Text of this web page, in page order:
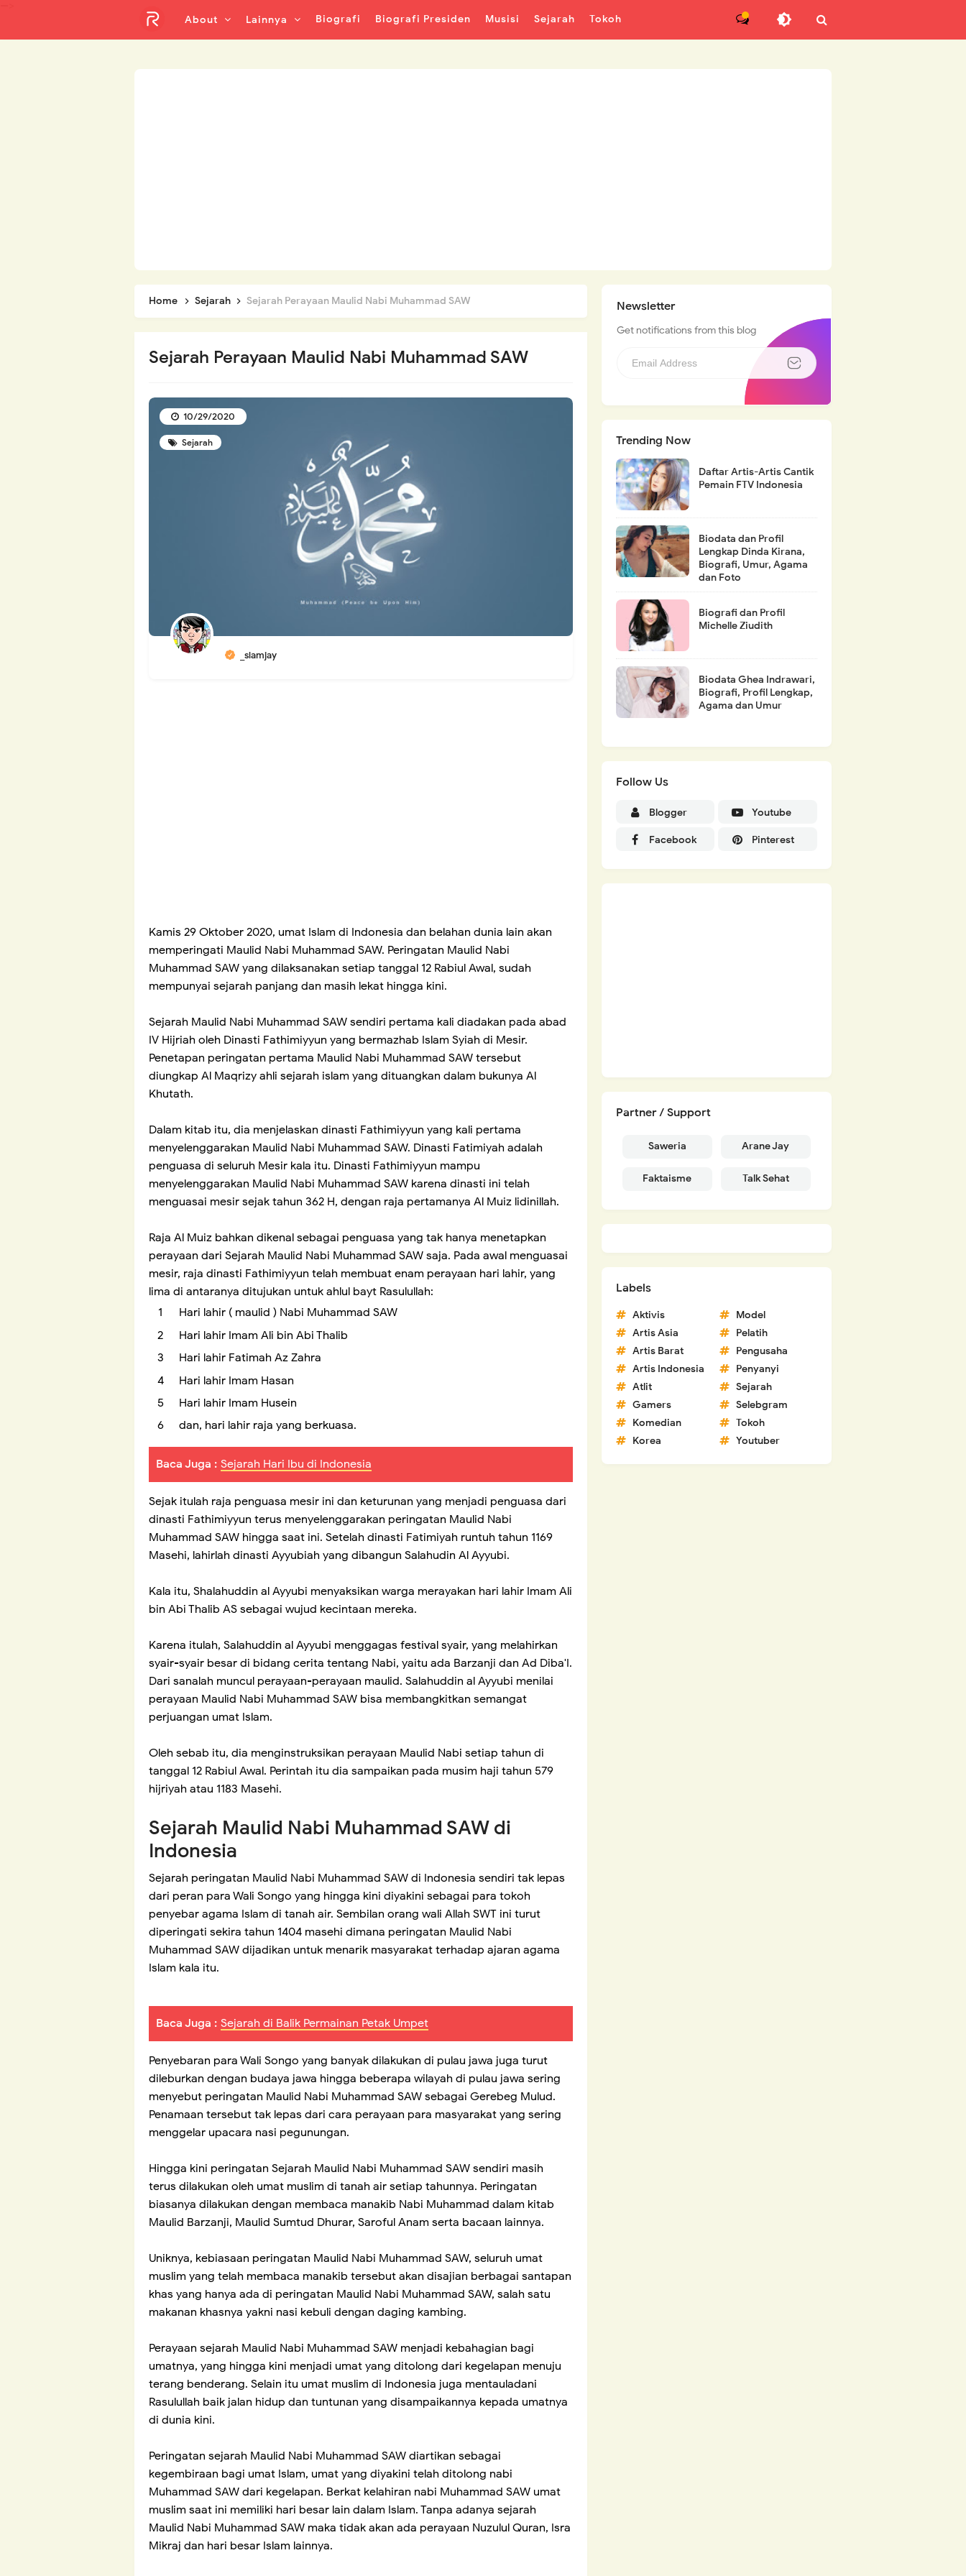
About Lainnya Biografi Biografi Presiden Musisi Sejarah Tokoh
Home Sejarah Sejarah Perayaan Maulid Nabi Muhammad SAW
Sejarah Perayaan Maulid Nabi Muhammad SAW
Sejarah
_slamjay
10/29/2020
Kamis 29 Oktober 2020, umat Islam di Indonesia dan belahan dunia lain akan
memperingati Maulid Nabi Muhammad SAW. Peringatan Maulid Nabi
Muhammad SAW yang dilaksanakan setiap tanggal 12 Rabiul Awal, sudah
mempunyai sejarah panjang dan masih lekat hingga kini.
Sejarah Maulid Nabi Muhammad SAW sendiri pertama kali diadakan pada abad
IV Hijriah oleh Dinasti Fathimiyyun yang bermazhab Islam Syiah di Mesir.
Penetapan peringatan pertama Maulid Nabi Muhammad SAW tersebut
diungkap Al Maqrizy ahli sejarah islam yang dituangkan dalam bukunya Al
Khutath.
Dalam kitab itu, dia menjelaskan dinasti Fathimiyyun yang kali pertama
menyelenggarakan Maulid Nabi Muhammad SAW. Dinasti Fatimiyah adalah
penguasa di seluruh Mesir kala itu. Dinasti Fathimiyyun mampu
menyelenggarakan Maulid Nabi Muhammad SAW karena dinasti ini telah
menguasai mesir sejak tahun 362 H, dengan raja pertamanya Al Muiz lidinillah.
Raja Al Muiz bahkan dikenal sebagai penguasa yang tak hanya menetapkan
perayaan dari Sejarah Maulid Nabi Muhammad SAW saja. Pada awal menguasai
mesir, raja dinasti Fathimiyyun telah membuat enam perayaan hari lahir, yang
lima di antaranya ditujukan untuk ahlul bayt Rasulullah:
Hari lahir ( maulid ) Nabi Muhammad SAW
Hari lahir Imam Ali bin Abi Thalib
Hari lahir Fatimah Az Zahra
Hari lahir Imam Hasan
Hari lahir Imam Husein
dan, hari lahir raja yang berkuasa.
Baca Juga : Sejarah Hari Ibu di Indonesia
Sejak itulah raja penguasa mesir ini dan keturunan yang menjadi penguasa dari
dinasti Fathimiyyun terus menyelenggarakan peringatan Maulid Nabi
Muhammad SAW hingga saat ini. Setelah dinasti Fatimiyah runtuh tahun 1169
Masehi, lahirlah dinasti Ayyubiah yang dibangun Salahudin Al Ayyubi.
Kala itu, Shalahuddin al Ayyubi menyaksikan warga merayakan hari lahir Imam Ali
bin Abi Thalib AS sebagai wujud kecintaan mereka.
Karena itulah, Salahuddin al Ayyubi menggagas festival syair, yang melahirkan
syair-syair besar di bidang cerita tentang Nabi, yaitu ada Barzanji dan Ad Diba'I.
Dari sanalah muncul perayaan-perayaan maulid. Salahuddin al Ayyubi menilai
perayaan Maulid Nabi Muhammad SAW bisa membangkitkan semangat
perjuangan umat Islam.
Oleh sebab itu, dia menginstruksikan perayaan Maulid Nabi setiap tahun di
tanggal 12 Rabiul Awal. Perintah itu dia sampaikan pada musim haji tahun 579
hijriyah atau 1183 Masehi.
Sejarah Maulid Nabi Muhammad SAW di
Indonesia
Sejarah peringatan Maulid Nabi Muhammad SAW di Indonesia sendiri tak lepas
dari peran para Wali Songo yang hingga kini diyakini sebagai para tokoh
penyebar agama Islam di tanah air. Sembilan orang wali Allah SWT ini turut
diperingati sekira tahun 1404 masehi dimana peringatan Maulid Nabi
Muhammad SAW dijadikan untuk menarik masyarakat terhadap ajaran agama
Islam kala itu.
Baca Juga : Sejarah di Balik Permainan Petak Umpet
Penyebaran para Wali Songo yang banyak dilakukan di pulau jawa juga turut
dileburkan dengan budaya jawa hingga beberapa wilayah di pulau jawa sering
menyebut peringatan Maulid Nabi Muhammad SAW sebagai Gerebeg Mulud.
Penamaan tersebut tak lepas dari cara perayaan para masyarakat yang sering
menggelar upacara nasi pegunungan.
Hingga kini peringatan Sejarah Maulid Nabi Muhammad SAW sendiri masih
terus dilakukan oleh umat muslim di tanah air setiap tahunnya. Peringatan
biasanya dilakukan dengan membaca manakib Nabi Muhammad dalam kitab
Maulid Barzanji, Maulid Sumtud Dhurar, Saroful Anam serta bacaan lainnya.
Uniknya, kebiasaan peringatan Maulid Nabi Muhammad SAW, seluruh umat
muslim yang telah membaca manakib tersebut akan disajian berbagai santapan
khas yang hanya ada di peringatan Maulid Nabi Muhammad SAW, salah satu
makanan khasnya yakni nasi kebuli dengan daging kambing.
Perayaan sejarah Maulid Nabi Muhammad SAW menjadi kebahagian bagi
umatnya, yang hingga kini menjadi umat yang ditolong dari kegelapan menuju
terang benderang. Selain itu umat muslim di Indonesia juga mentauladani
Rasulullah baik jalan hidup dan tuntunan yang disampaikannya kepada umatnya
di dunia kini.
Peringatan sejarah Maulid Nabi Muhammad SAW diartikan sebagai
kegembiraan bagi umat Islam, umat yang diyakini telah ditolong nabi
Muhammad SAW dari kegelapan. Berkat kelahiran nabi Muhammad SAW umat
muslim saat ini memiliki hari besar lain dalam Islam. Tanpa adanya sejarah
Maulid Nabi Muhammad SAW maka tidak akan ada perayaan Nuzulul Quran, Isra
Mikraj dan hari besar Islam lainnya.
Newsletter
Get notifications from this blog
Trending Now
Daftar Artis-Artis Cantik
Pemain FTV Indonesia
Biodata dan Profil
Lengkap Dinda Kirana,
Biografi, Umur, Agama
dan Foto
Biografi dan Profil
Michelle Ziudith
Biodata Ghea Indrawari,
Biografi, Profil Lengkap,
Agama dan Umur
Follow Us
Blogger Youtube
Facebook Pinterest
Partner / Support
Saweria Arane Jay
Faktaisme Talk Sehat
Labels
Aktivis
Artis Asia
Artis Barat
Artis Indonesia
Atlit
Gamers
Komedian
Korea
Model
Pelatih
Pengusaha
Penyanyi
Sejarah
Selebgram
Tokoh
Youtuber